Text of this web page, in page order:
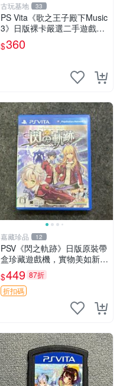
古玩基地 33
PS Vita《歌之王子殿下Music
3》日版裸卡嚴選二手遊戲，
實測功能正常，僅售不退不換
psv psp vita 卡帶
$360
嘉藏珍品 12
PSV《閃之軌跡》日版原裝帶
盒珍藏遊戲機，實物美如新，
嚴選推薦 閃之軌跡 日版 PSV
原裝帶盒
$449 87折
折扣碼